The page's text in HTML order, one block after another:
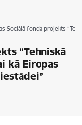
Sociālā fonda projekts
“Tehniskā
kā Eiropas